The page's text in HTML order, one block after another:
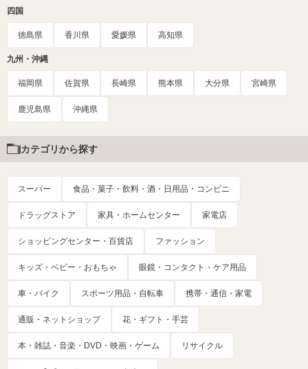
四国
徳島県 香川県 愛媛県 高知県
九州・沖縄
福岡県 佐賀県 長崎県 熊本県 大分県 宮崎県
鹿児島県 沖縄県
カテゴリから探す
スーパー 食品・菓子・飲料・酒・日用品・コンビニ
ドラッグストア 家具・ホームセンター 家電店
ショッピングセンター・百貨店 ファッション
キッズ・ベビー・おもちゃ 眼鏡・コンタクト・ケア用品
車・バイク スポーツ用品・自転車 携帯・通信・家電
通販・ネットショップ 花・ギフト・手芸
本・雑誌・音楽・DVD・映画・ゲーム リサイクル